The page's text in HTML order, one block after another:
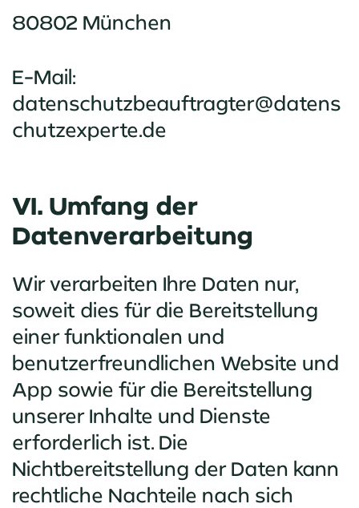
80802 München
E-Mail:
datenschutzbeauftragter@datens
chutzexperte.de
VI. Umfang der
Datenverarbeitung
Wir verarbeiten Ihre Daten nur,
soweit dies für die Bereitstellung
einer funktionalen und
benutzerfreundlichen Website und
App sowie für die Bereitstellung
unserer Inhalte und Dienste
erforderlich ist. Die
Nichtbereitstellung der Daten kann
rechtliche Nachteile nach sich